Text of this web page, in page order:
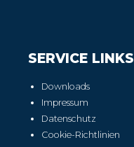
SERVICE LINKS
Downloads
Impressum
Datenschutz
Cookie-Richtlinien